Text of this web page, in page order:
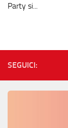
Party si...
SEGUICI: